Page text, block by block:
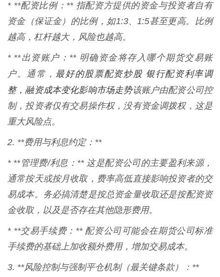
* **配资比例：** 指配资方提供的资金与投资者自有
资金（保证金）的比例，如1:3、1:5甚至更高。比例
越高，杠杆越大，风险也越高。
* **出资账户：** 明确资金将存入哪个期货交易账
户。通常， 最好的股票配资炒股 银行配资利率调
整，融资成本变化影响市场走势该账户由配资公司控
制，投资者仅有交易操作权，没有资金调拨权，这是
重大风险点。
2. **费用与利息约定：**
* **管理费/利息：** 这是配资公司的主要盈利来源，
通常按天或按月收取，费率高低直接影响投资者的交
易成本。务必搞清楚是按总资金量收取还是按配资资
金收取，以及是否存在其他隐形费用。
* **交易手续费：** 配资公司可能会在期货公司标准
手续费的基础上加收额外费用，增加交易成本。
3. **风险控制与强制平仓机制（最关键条款）：**